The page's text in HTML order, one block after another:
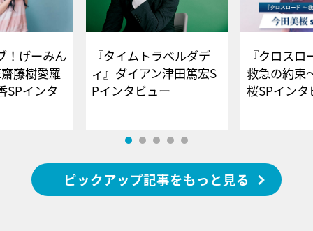
！げーみん
藤樹愛羅
SPインタ
『タイムトラベルダデ
ィ』ダイアン津田篤宏S
Pインタビュー
『クロス
救急の約束
桜SPイ
ピックアップ記事をもっと見る